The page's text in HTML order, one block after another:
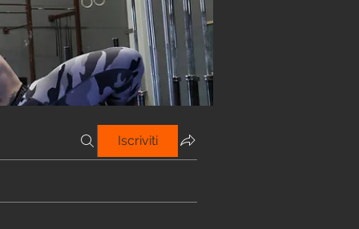
Iscriviti